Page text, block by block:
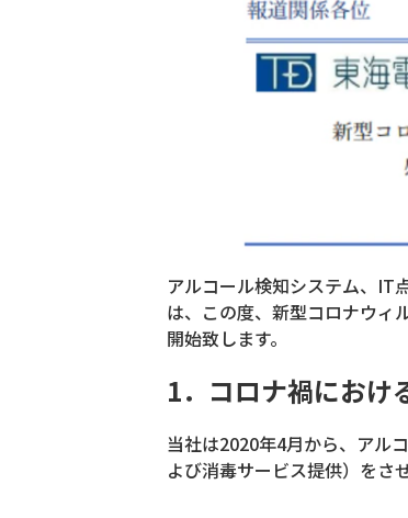
アルコール検知システム、IT
は、この度、新型コロナウィ
開始致します。
1．コロナ禍におけ
当社は2020年4月から、アル
よび消毒サービス提供）をさ